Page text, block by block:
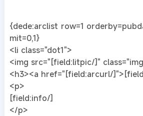
{dede:arclist row=1
mit=0,1}
<li class="dot1">
<img src="[field:litpic/]"
<h3><a href="[field:arcurl/
<p>
[field:info/]
</p>